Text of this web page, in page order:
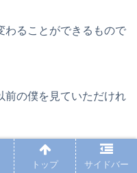
わることができるもので
前の僕を見ていただけれ
トップ サイドバー